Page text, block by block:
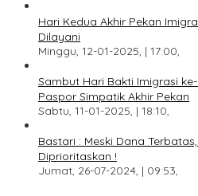
Hari Kedua Akhir Pekan
Dilayani
Minggu, 12-01-2025, | 17:00,
Sambut Hari Bakti Imigrasi
Paspor Simpatik Akhir Pekan
Sabtu, 11-01-2025, | 18:10,
Bastari : Meski Dana
Diprioritaskan !
Jumat, 26-07-2024, | 09:53,